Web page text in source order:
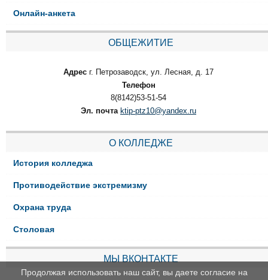
Онлайн-анкета
ОБЩЕЖИТИЕ
Адрес г. Петрозаводск, ул. Лесная, д. 17
Телефон
8(8142)53-51-54
Эл. почта ktip-ptz10@yandex.ru
О КОЛЛЕДЖЕ
История колледжа
Противодействие экстремизму
Охрана труда
Столовая
МЫ ВКОНТАКТЕ
Продолжая использовать наш сайт, вы даете согласие на